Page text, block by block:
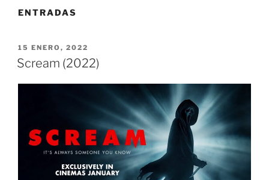
ENTRADAS
PUBLICADO
EL
15 ENERO, 2022
Scream (2022)